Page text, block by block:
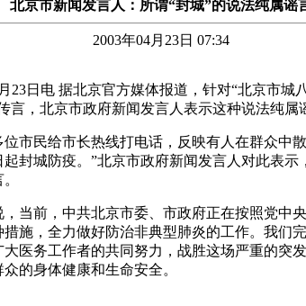
北京市新闻发言人：所谓“封城”的说法纯属谣
2003年04月23日 07:34
日电 据北京官方媒体报道，针对“北京市城
言，北京市政府新闻发言人表示这种说法纯属
民给市长热线打电话，反映有人在群众中散
起封城防疫。”北京市政府新闻发言人对此表示
前，中共北京市委、市政府正在按照党中
措施，全力做好防治非典型肺炎的工作。我们
大医务工作者的共同努力，战胜这场严重的突
的身体健康和生命安全。